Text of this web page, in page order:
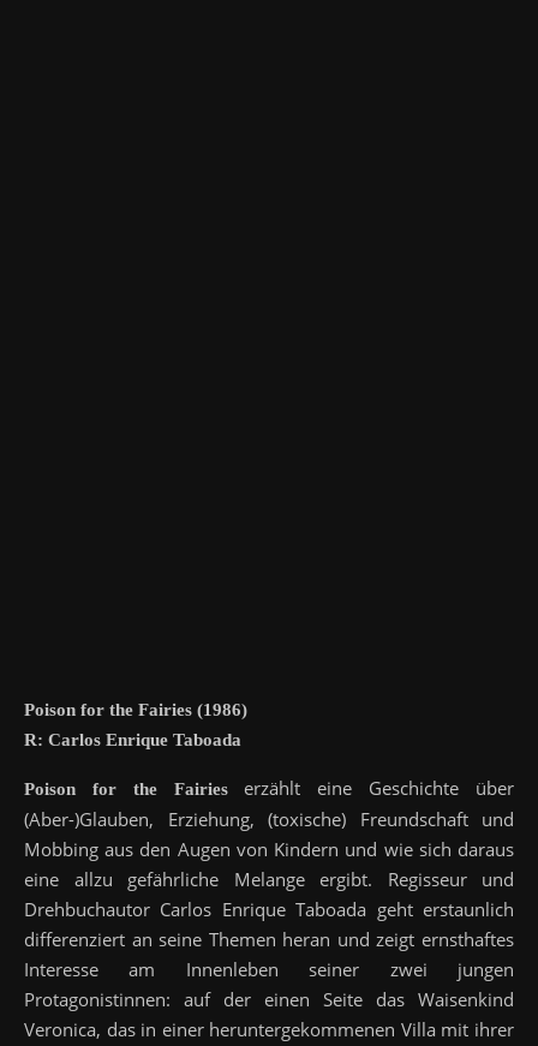
Poison for the Fairies (1986)
R: Carlos Enrique Taboada
Poison for the Fairieserzählt eine Geschichte über
(Aber-)Glauben, Erziehung, (toxische) Freundschaft und
Mobbing aus den Augen von Kindern und wie sich daraus
eine allzu gefährliche Melange ergibt. Regisseur und
Drehbuchautor Carlos Enrique Taboada geht erstaunlich
differenziert an seine Themen heran und zeigt ernsthaftes
Interesse am Innenleben seiner zwei jungen
Protagonistinnen: auf der einen Seite das Waisenkind
Veronica, das in einer heruntergekommenen Villa mit ihrer